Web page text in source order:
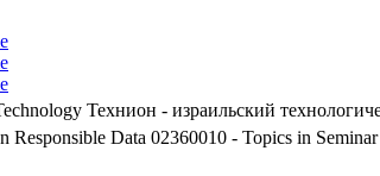
Технион - израильский
Responsible Data 02360010 - Topics in